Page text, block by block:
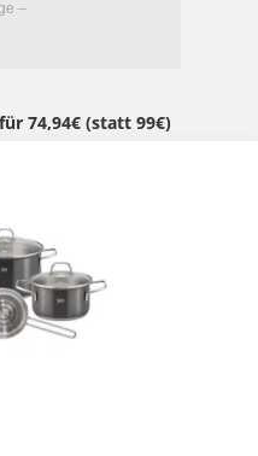
74,94€ (statt 99€)